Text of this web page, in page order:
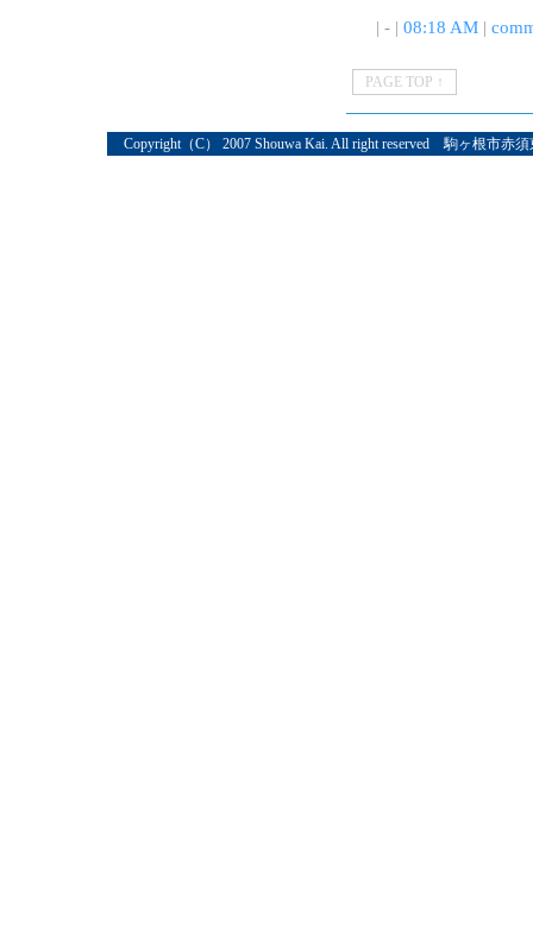
| - | 08:18 AM|
PAGE TOP ↑
Copyright（C） 2007 Shouwa Kai. All right reserved 駒ヶ根市